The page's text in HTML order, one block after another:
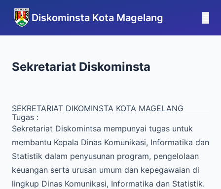
Diskominsta Kota Magelang
Sekretariat Diskominsta
SEKRETARIAT DIKOMINSTA KOTA MAGELANG
Tugas :
Sekretariat Diskomintsa mempunyai tugas untuk
membantu Kepala Dinas Komunikasi, Informatika dan
Statistik dalam penyusunan program, pengelolaan
keuangan serta urusan umum dan kepegawaian di
lingkup Dinas Komunikasi, Informatika dan Statistik.